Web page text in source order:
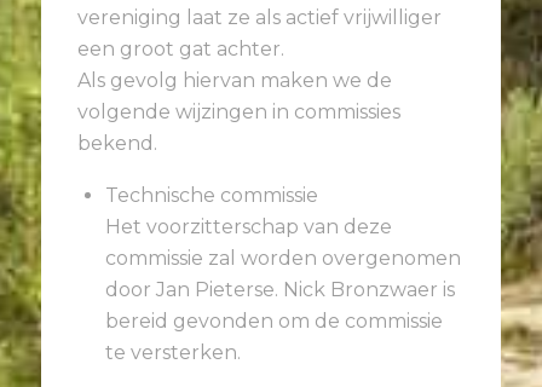
vereniging laat ze als actief vrijwilliger
een groot gat achter.
Als gevolg hiervan maken we de
volgende wijzingen in commissies
bekend.
Technische commissie
Het voorzitterschap van deze
commissie zal worden overgenomen
door Jan Pieterse. Nick Bronzwaer is
bereid gevonden om de commissie
te versterken.